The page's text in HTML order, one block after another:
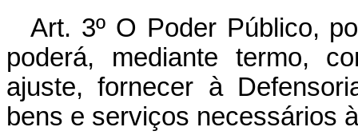
Art. 3º O Poder Público,
poderá, mediante termo,
ajuste, fornecer à
bens e serviços necessários